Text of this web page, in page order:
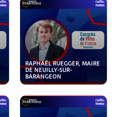
RAPHAËL RUEGGER, MAIRE
DE NEUILLY-SUR-
BARANGEON